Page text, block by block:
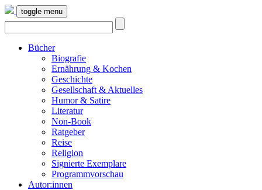
toggle menu
Bücher
Biografie
Ernährung & Kochen
Geschichte
Gesellschaft & Aktuelles
Humor & Satire
Literatur
Non-Book
Ratgeber
Reise
Religion
Signierte Exemplare
Programmvorschau
Autor:innen